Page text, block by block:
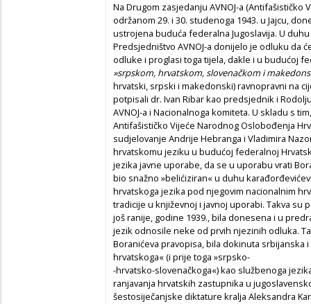
Na Drugom zasjedanju AVNOJ-a (Antifašističko
održanom 29. i 30. studenoga 1943. u Jajcu,
ustrojena buduća federalna Jugoslavija. U
Predsjedništvo AVNOJ-a donijelo je odluku da
odluke i proglasi toga tijela, dakle i u budućoj
»srpskom, hrvatskom, slovenačkom i
hrvatski, srpski i makedonski) ravnopravni na
potpisali dr. Ivan Ribar kao predsjednik i
AVNOJ-a i Nacionalnoga komiteta. U skladu s
Antifašističko Vijeće Narodnog Oslobođenja
sudjelovanje Andrije Hebranga i Vladimira
hrvatskomu jeziku u budućoj federalnoj
jezika javne uporabe, da se u uporabu vrati
bio snažno »belićiziran« u duhu
hrvatskoga jezika pod njegovim nacionalnim
tradicije u književnoj i javnoj uporabi. Takva su
još ranije, godine 1939., bila donesena i u
jezik odnosile neke od prvih njezinih odluka.
Boranićeva pravopisa, bila dokinuta srbijanska
hrvatskoga« (i prije toga »srpsko-
-hrvatsko-slovenačkoga«) kao službenoga
ranjavanja hrvatskih zastupnika u
šestosiječanjske diktature kralja Aleksandra